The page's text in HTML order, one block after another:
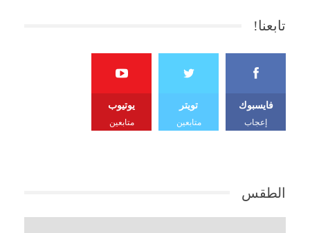
تابعنا!
فايسبوك
إعجاب
تويتر
متابعين
يوتيوب
متابعين
الطقس